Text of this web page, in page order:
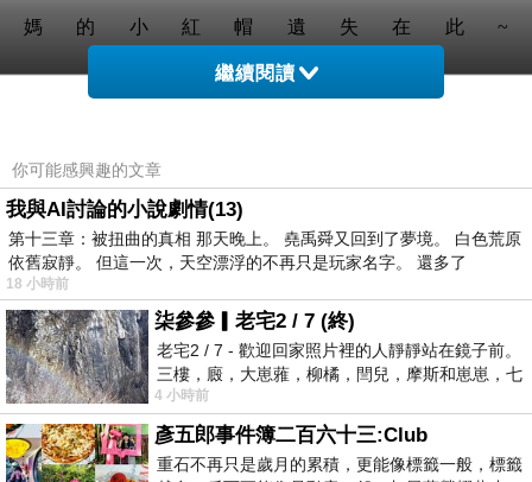
媽的小紅帽遺失在此~
繼續閱讀
你可能感興趣的文章
我與AI討論的小說劇情(13)
第十三章：被扭曲的真相 那天晚上。 堯禹舜又回到了夢境。 白色荒原
依舊寂靜。 但這一次，天空漂浮的不再只是玩家名字。 還多了
18 小時前
柒參參▎老宅2 / 7 (終)
老宅2 / 7 - 歡迎回家照片裡的人靜靜站在鏡子前。
三樓，廄，大崽蕥，柳橘，閆兒，摩斯和崽崽，七
個人整整齊齊地站在鏡框之外，如同
4 小時前
彥五郎事件簿二百六十三:Club
重石不再只是歲月的累積，更能像標籤一般，標籤